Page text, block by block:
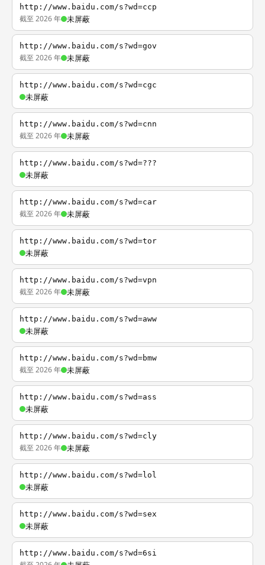
http://www.baidu.com/s?wd=ccp
截至 2026 年 未屏蔽
http://www.baidu.com/s?wd=gov
截至 2026 年 未屏蔽
http://www.baidu.com/s?wd=cgc
未屏蔽
http://www.baidu.com/s?wd=cnn
截至 2026 年 未屏蔽
http://www.baidu.com/s?wd=???
未屏蔽
http://www.baidu.com/s?wd=car
截至 2026 年 未屏蔽
http://www.baidu.com/s?wd=tor
未屏蔽
http://www.baidu.com/s?wd=vpn
截至 2026 年 未屏蔽
http://www.baidu.com/s?wd=aww
未屏蔽
http://www.baidu.com/s?wd=bmw
截至 2026 年 未屏蔽
http://www.baidu.com/s?wd=ass
未屏蔽
http://www.baidu.com/s?wd=cly
截至 2026 年 未屏蔽
http://www.baidu.com/s?wd=lol
未屏蔽
http://www.baidu.com/s?wd=sex
未屏蔽
http://www.baidu.com/s?wd=6si